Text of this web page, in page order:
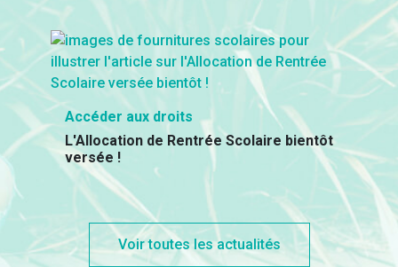
Accéder aux droits
L'Allocation de Rentrée Scolaire bientôt
versée !
Voir toutes les actualités